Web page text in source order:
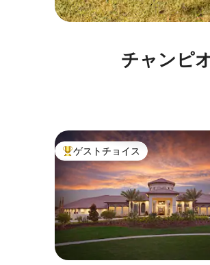
チャンピ
大好評のゲストチョイスです。
ゲストチョイス